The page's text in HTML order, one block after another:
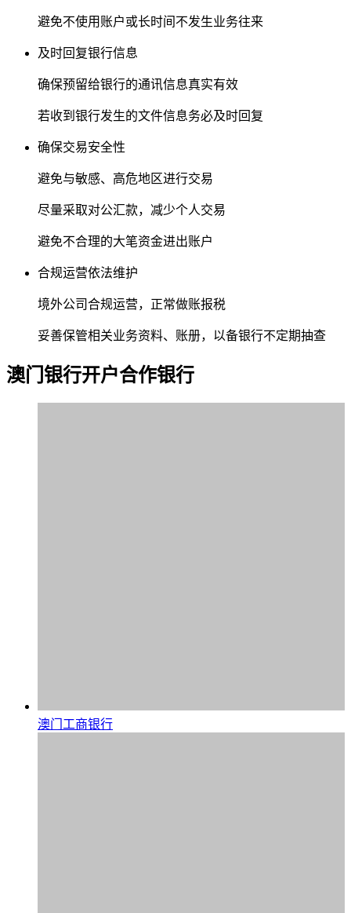
避免不使用账户或长时间不发生业务往来
及时回复银行信息
确保预留给银行的通讯信息真实有效
若收到银行发生的文件信息务必及时回复
确保交易安全性
避免与敏感、高危地区进行交易
尽量采取对公汇款，减少个人交易
避免不合理的大笔资金进出账户
合规运营依法维护
境外公司合规运营，正常做账报税
妥善保管相关业务资料、账册，以备银行不定期抽查
澳门银行开户合作银行
澳门工商银行